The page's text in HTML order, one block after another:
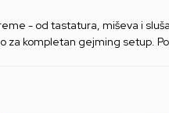
- od tastatura, miševa i
za kompletan gejming setup.